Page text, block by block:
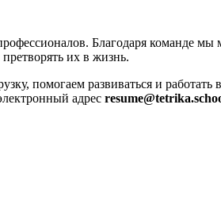
Благодаря команде мы
их в жизнь.
помогаем развиваться и
адрес